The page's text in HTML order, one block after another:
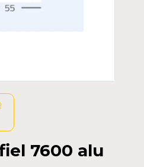
7600 alu